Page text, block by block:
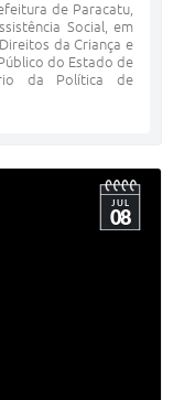
de Paracatu,
Social, em
da Criança e
do Estado de
da Política de
JUL
08